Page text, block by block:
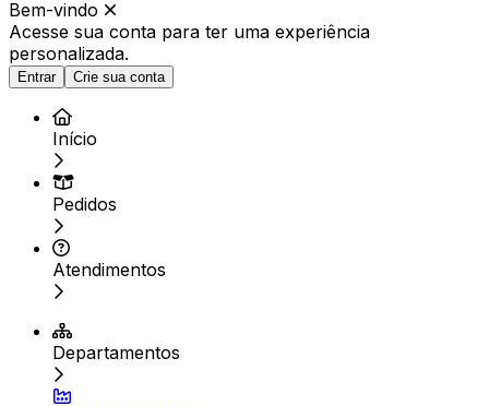
Bem-vindo
Acesse sua conta para ter uma experiência
personalizada.
Entrar Crie sua conta
Início
Pedidos
Atendimentos
Departamentos